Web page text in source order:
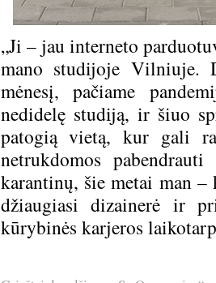
„Ji – jau interneto
mano studijoje Vilniuje.
mėnesį, pačiame
nedidelę studiją, ir šiuo
patogią vietą, kur gali
netrukdomos
karantinų, šie metai man
džiaugiasi dizainerė ir
kūrybinės karjeros